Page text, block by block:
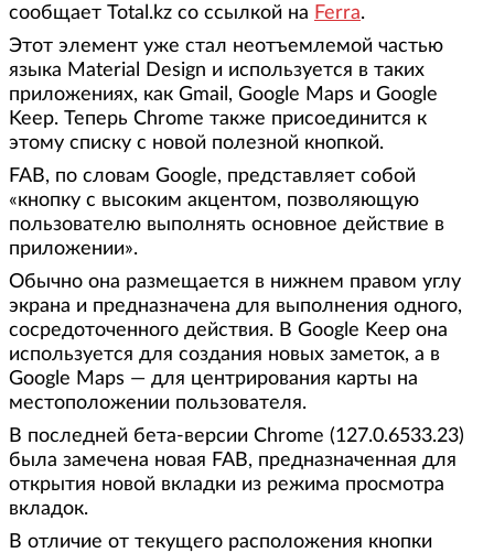
сообщает Total.kz со ссылкой на Ferra.
Этот элемент уже стал неотъемлемой частью
языка Material Design и используется в таких
приложениях, как Gmail, Google Maps и Google
Keep. Теперь Chrome также присоединится к
этому списку с новой полезной кнопкой.
FAB, по словам Google, представляет собой
«кнопку с высоким акцентом, позволяющую
пользователю выполнять основное действие в
приложении».
Обычно она размещается в нижнем правом углу
экрана и предназначена для выполнения одного,
сосредоточенного действия. В Google Keep она
используется для создания новых заметок, а в
Google Maps — для центрирования карты на
местоположении пользователя.
В последней бета-версии Chrome (127.0.6533.23)
была замечена новая FAB, предназначенная для
открытия новой вкладки из режима просмотра
вкладок.
В отличие от текущего расположения кнопки